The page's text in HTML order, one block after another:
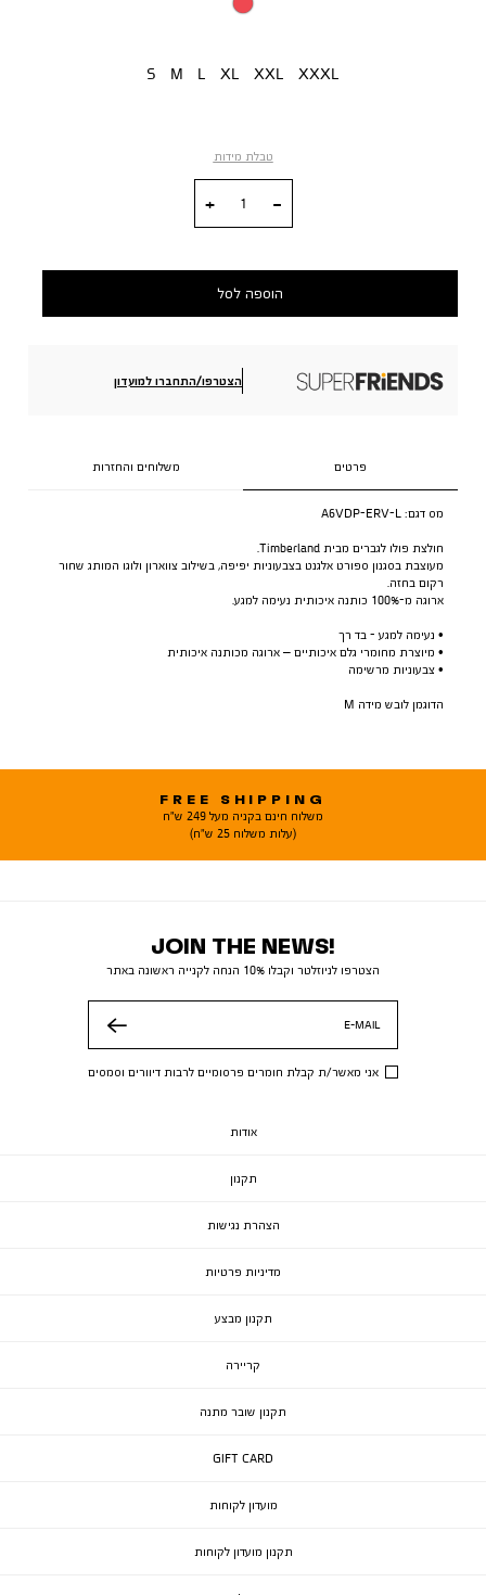
S M L XL XXL XXXL
טבלת מידות
הוספה לסל
הצטרפו/התחברו למועדון
פרטים משלוחים והחזרות
מס דגם: A6VDP-ERV-L
חולצת פולו לגברים מבית Timberland.
מעוצבת בסגנון ספורט אלגנט בצבעוניות יפיפה, בשילוב צווארון ולוגו המותג שחור
רקום בחזה.
ארוגה מ-100% כותנה איכותית נעימה למגע.
• נעימה למגע - בד רך
• מיוצרת מחומרי גלם איכותיים – ארוגה מכותנה איכותית
• צבעוניות מרשימה
הדוגמן לובש מידה M
FREE SHIPPING
משלוח חינם בקניה מעל 249 ש"ח
(עלות משלוח 25 ש"ח)
JOIN THE NEWS!
הצטרפו לניוזלטר וקבלו 10% הנחה לקנייה ראשונה באתר
E-MAIL
אני מאשר/ת קבלת חומרים פרסומיים לרבות דיוורים וסמסים
אודות
תקנון
הצהרת נגישות
מדיניות פרטיות
תקנון מבצע
קריירה
תקנון שובר מתנה
GIFT CARD
מועדון לקוחות
תקנון מועדון לקוחות